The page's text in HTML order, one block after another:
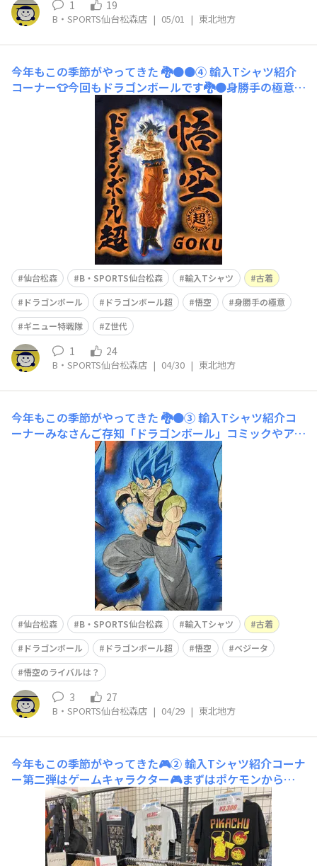
1 19
B・SPORTS仙台松森店 | 05/01 | 東北地方
今年もこの季節がやってきた 🐉🟠🟠④​輸入Tシャツ紹介
コーナー👕今回もドラゴンボールです🐉🟠身勝手の極意バ
ージョン​悟空と言ったら、スーパーサイヤ人が有名です
が、「ドラゴンボール超」となるとスーパーサイヤ人を超
えて究極の戦闘技術の登場です🔥「悟空さ、覚醒し過ぎだ
べ」とチチは言ったとか言わなかったとか・・・次のTシ
ャツは・・・この4人と
仙台松森 B・SPORTS仙台松森 輸入Tシャツ
古着
ドラゴンボール
ドラゴンボール超 悟空
身勝手の極意
ギニュー特戦隊
Z世代
1 24
B・SPORTS仙台松森店 | 04/30 | 東北地方
今年もこの季節がやってきた 🐉🟠③輸入Tシャツ紹介コ
ーナーみなさんご存知「ドラゴンボール」コミックやアニ
メ化もしている「ドラゴンボール超」のTシャツをご紹
介！ゴジータブルー🟦ちなみにドラゴンボールで悟空とベ
ジータが合体した「ベジット」というキャラクターもいま
すが、私的にはこの写真のゴジータ派です👍やはりドラゴ
ンボールといったらこの2
仙台松森 B・SPORTS仙台松森 輸入Tシャツ
古着
ドラゴンボール
ドラゴンボール超 悟空
ベジータ
悟空のライバルは？
3 27
B・SPORTS仙台松森店 | 04/29 | 東北地方
今年もこの季節がやってきた🎮②輸入Tシャツ紹介コーナ
ー第二弾はゲームキャラクター🎮まずはポケモンからピ
カチュウ⚡️今年は記念すべき30周年👏そんな今年はゲーム
内でもリアルでもイベント盛りだくさんです！先日仙台市
内に県内2ヶ所目となるラプラス公園が開園しました⛲️ラ
プラス公園は2ヶ所とも郊外ではありますが、絶対楽しく
て可愛いので皆